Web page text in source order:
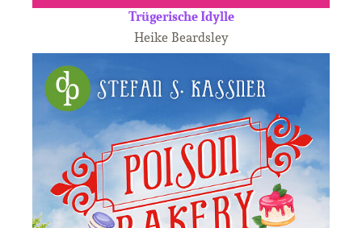
Trügerische Idylle
Heike Beardsley